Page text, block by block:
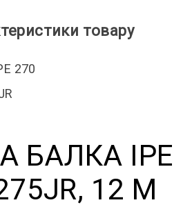
товару
270
БАЛКА IPE
12 М